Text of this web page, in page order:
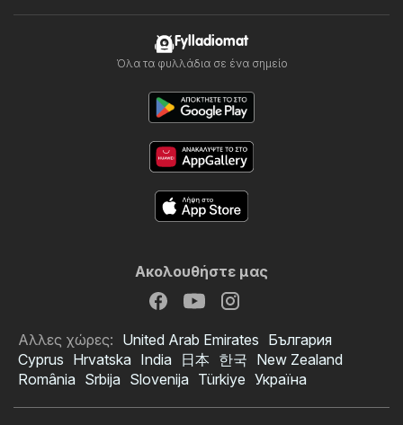
Fylladiomat
Όλα τα φυλλάδια σε ένα σημείο
Ακολουθήστε μας
Αλλες χώρες: United Arab Emirates България
Cyprus Hrvatska India 日本 한국 New Zealand
România Srbija Slovenija Türkiye Україна